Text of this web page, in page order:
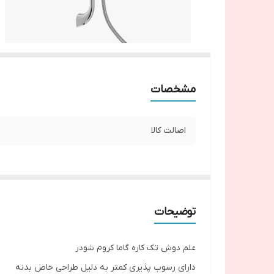
مشخصات
اصالت کالا
توضیحات
علم دوش تک کاره گاما کروم شودر
دارای رسوب پذیری کمتر به دلیل طراحی خاص بدنه